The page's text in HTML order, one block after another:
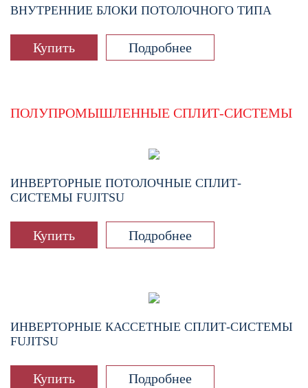
ВНУТРЕННИЕ БЛОКИ ПОТОЛОЧНОГО ТИПА
Купить Подробнее
ПОЛУПРОМЫШЛЕННЫЕ СПЛИТ-СИСТЕМЫ
ИНВЕРТОРНЫЕ ПОТОЛОЧНЫЕ СПЛИТ-
СИСТЕМЫ FUJITSU
Купить Подробнее
ИНВЕРТОРНЫЕ КАССЕТНЫЕ СПЛИТ-СИСТЕМЫ
FUJITSU
Купить Подробнее